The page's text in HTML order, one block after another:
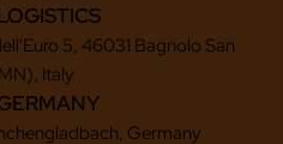
5, 46031 Bagnolo San
Italy
Germany